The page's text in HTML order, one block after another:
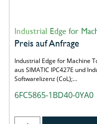
Industrial Edge for
Preis auf Anfrage
Industrial Edge for Machine
aus SIMATIC IPC427E und
Softwarelizenz (CoL);…
6FC5865-1BD40-0YA0